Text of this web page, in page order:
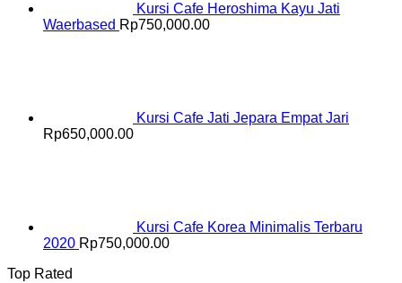
Kursi Cafe Heroshima Kayu Jati
Waerbased Rp750,000.00
Kursi Cafe Jati Jepara Empat Jari
Rp650,000.00
Kursi Cafe Korea Minimalis Terbaru
2020 Rp750,000.00
Top Rated